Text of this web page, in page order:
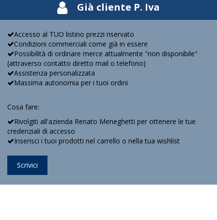
Già cliente P. Iva
Accesso al TUO listino prezzi riservato
Condizioni commerciali come già in essere
Possibilità di ordinare merce attualmente "non disponibile"
(attraverso contatto diretto mail o telefono)
Assistenza personalizzata
Massima autonomia per i tuoi ordini
Cosa fare:
Rivolgiti all'azienda Renato Meneghetti per ottenere le tue
credenziali di accesso
Inserisci i tuoi prodotti nel carrello o nella tua wishlist
Scrivici